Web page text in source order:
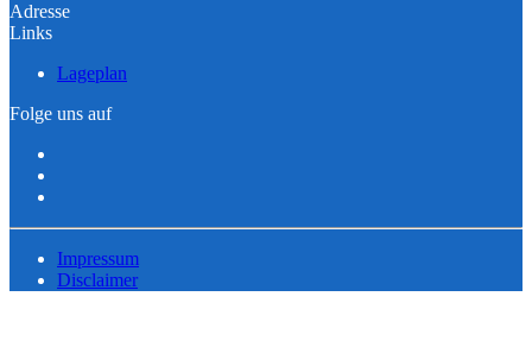
Adresse
Links
Lageplan
Folge uns auf
Impressum
Disclaimer